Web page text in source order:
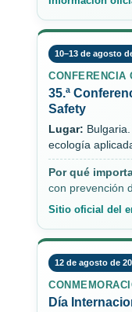
10–13 de agosto
CONFERENCIA
35.ª
Safety
Lugar: Bulgaria.
ecología
Por qué
con prevención
Sitio oficial del
12 de agosto de
Día